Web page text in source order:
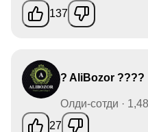
137
? AliBozor ????
Олди-сотди ·
27